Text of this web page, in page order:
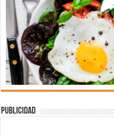
Publicidad